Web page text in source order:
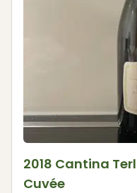
2018 Cantina
Cuvée